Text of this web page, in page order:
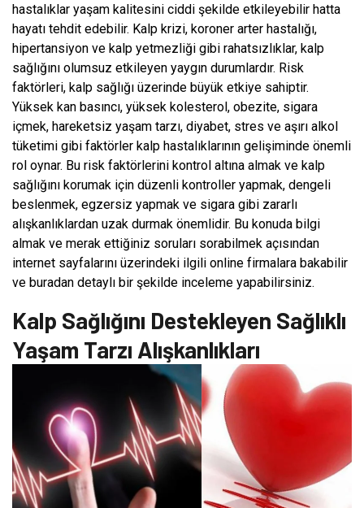
hastalıklar yaşam kalitesini ciddi şekilde etkileyebilir hatta
hayatı tehdit edebilir. Kalp krizi, koroner arter hastalığı,
hipertansiyon ve kalp yetmezliği gibi rahatsızlıklar, kalp
sağlığını olumsuz etkileyen yaygın durumlardır. Risk
faktörleri, kalp sağlığı üzerinde büyük etkiye sahiptir.
Yüksek kan basıncı, yüksek kolesterol, obezite, sigara
içmek, hareketsiz yaşam tarzı, diyabet, stres ve aşırı alkol
tüketimi gibi faktörler kalp hastalıklarının gelişiminde önemli
rol oynar. Bu risk faktörlerini kontrol altına almak ve kalp
sağlığını korumak için düzenli kontroller yapmak, dengeli
beslenmek, egzersiz yapmak ve sigara gibi zararlı
alışkanlıklardan uzak durmak önemlidir. Bu konuda bilgi
almak ve merak ettiğiniz soruları sorabilmek açısından
internet sayfalarını üzerindeki ilgili online firmalara bakabilir
ve buradan detaylı bir şekilde inceleme yapabilirsiniz.
Kalp Sağlığını Destekleyen Sağlıklı
Yaşam Tarzı Alışkanlıkları